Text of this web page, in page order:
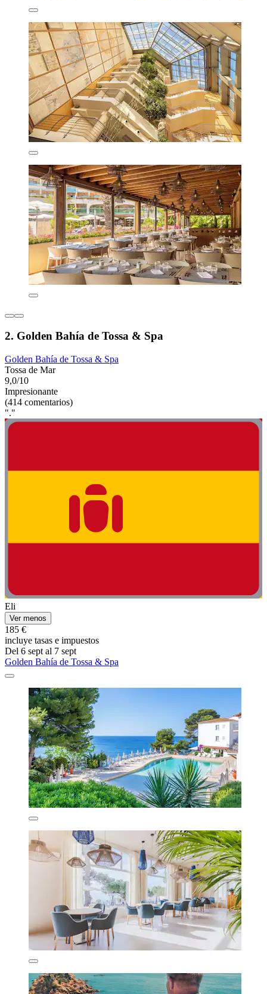
2. Golden Bahía de Tossa & Spa
Golden Bahía de Tossa & Spa
Tossa de Mar
9,0/10
Impresionante
(414 comentarios)
"."
Eli
Ver menos
185 €
incluye tasas e impuestos
Del 6 sept al 7 sept
Golden Bahía de Tossa & Spa